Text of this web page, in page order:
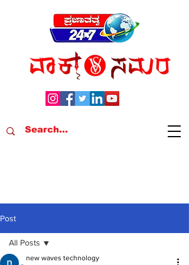
Post
All Posts
new waves technology